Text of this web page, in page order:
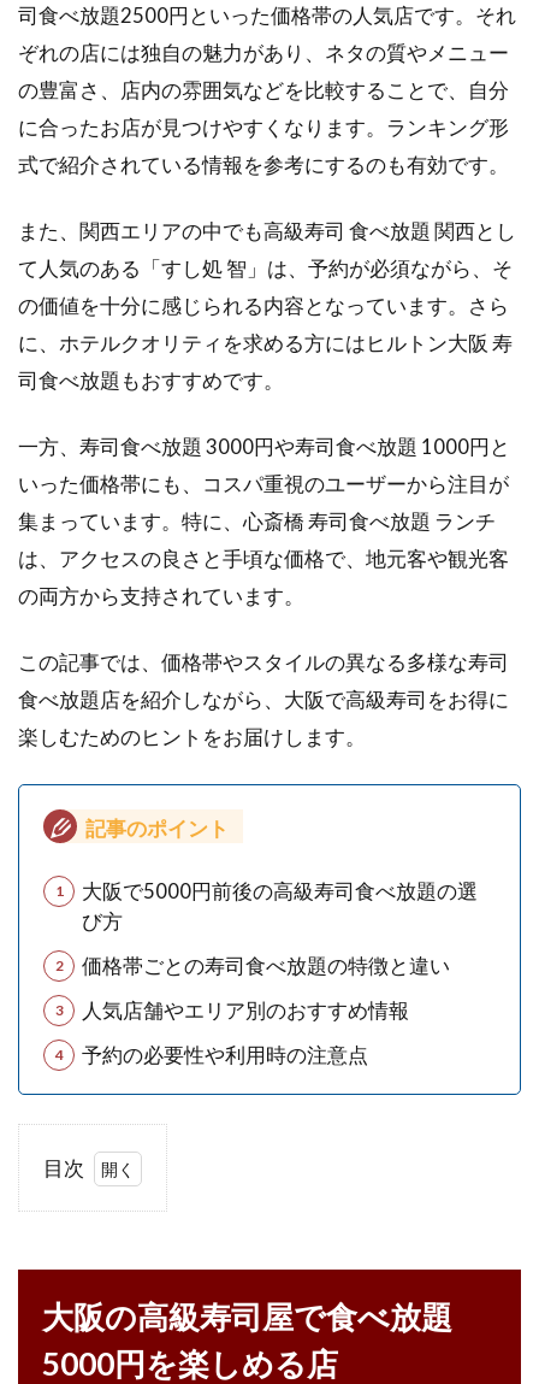
司食べ放題2500円といった価格帯の人気店です。それ
ぞれの店には独自の魅力があり、ネタの質やメニュー
の豊富さ、店内の雰囲気などを比較することで、自分
に合ったお店が見つけやすくなります。ランキング形
式で紹介されている情報を参考にするのも有効です。
また、関西エリアの中でも高級寿司 食べ放題 関西とし
て人気のある「すし処 智」は、予約が必須ながら、そ
の価値を十分に感じられる内容となっています。さら
に、ホテルクオリティを求める方にはヒルトン大阪 寿
司食べ放題もおすすめです。
一方、寿司食べ放題 3000円や寿司食べ放題 1000円と
いった価格帯にも、コスパ重視のユーザーから注目が
集まっています。特に、心斎橋 寿司食べ放題 ランチ
は、アクセスの良さと手頃な価格で、地元客や観光客
の両方から支持されています。
この記事では、価格帯やスタイルの異なる多様な寿司
食べ放題店を紹介しながら、大阪で高級寿司をお得に
楽しむためのヒントをお届けします。
記事のポイント
大阪で5000円前後の高級寿司食べ放題の選
び方
価格帯ごとの寿司食べ放題の特徴と違い
人気店舗やエリア別のおすすめ情報
予約の必要性や利用時の注意点
目次
司屋
で食
べ放
大阪の高級寿司屋で食べ放題
5000円を楽しめる店